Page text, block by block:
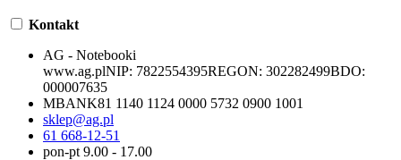
Kontakt
AG - Notebooki
www.ag.plNIP: 7822554395REGON: 302282499BDO:
000007635
MBANK81 1140 1124 0000 5732 0900 1001
sklep@ag.pl
61 668-12-51
pon-pt 9.00 - 17.00